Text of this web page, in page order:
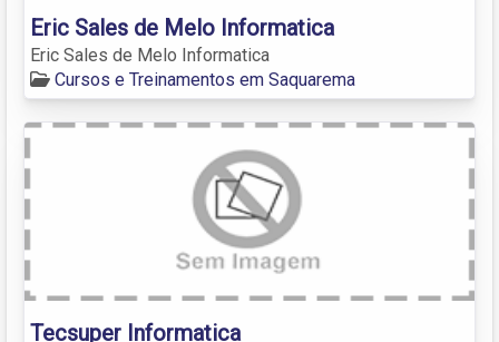
Eric Sales de Melo Informatica
Eric Sales de Melo Informatica
Cursos e Treinamentos em Saquarema
Tecsuper Informatica